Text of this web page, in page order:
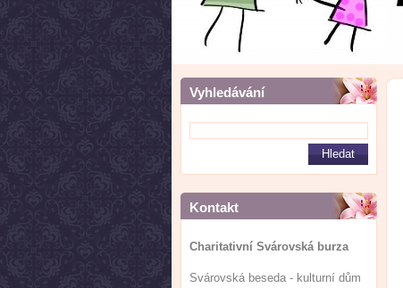
Vyhledávání
Kontakt
Charitativní Svárovská burza
Svárovská beseda - kulturní dům